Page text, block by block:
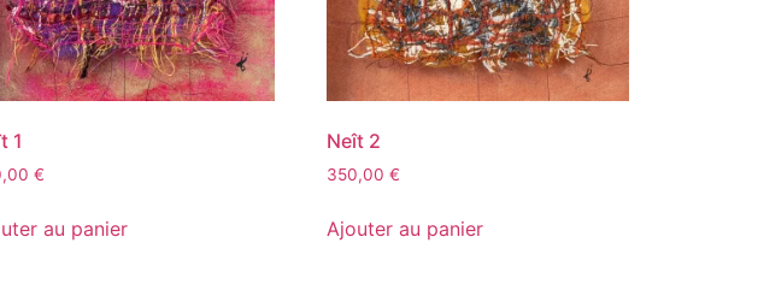
1
€
au panier
Neît 2
350,00€
Ajouter au panier